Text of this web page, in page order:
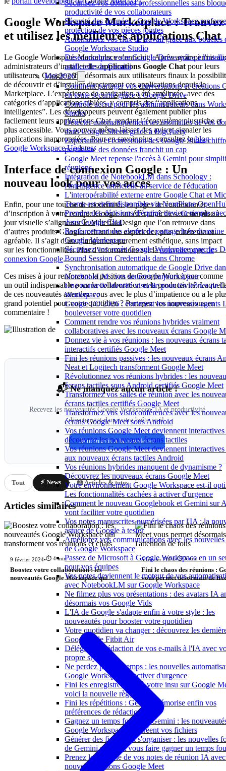
Sécurisez vos données professionnelles sans
productivité de vos collaborateurs
Sécurité des données : Google Workspace
protection de vos pièces jointes
Automatisez vos flux de travail grâce aux boucles
Google Workspace Studio
Désencombrez votre Google Drive grâce à
artificielle de Gemini
Mai 2026
Comment partager vos conversations et créations
en toute sécurité grâce à Google Drive
Contrôle accru pour les administrateurs dans
Studio
Détecter automatiquement les anomalies de vos
dans Google Sheets grâce à BigQuery
Exportation et conversion des Google Slides
portabilité des données franchit un cap
Google Meet repense l'accès à Gemini pour
réunions
Intégration de NotebookLM dans Schoology :
l'intelligence artificielle au service de l'éducation
L'interopérabilité externe entre Google Chat et
Teams est enfin disponible via NextPlane
Prendre des décisions d'équipe devient simple
dans Google Chat
Renforcement des alertes de partage hors domaine
Google Workspace
Sécurisez vos accès Google Workspace avec les
Bound Session Credentials dans Chrome
Synchronisation automatique de Google Drive
NotebookLM : vos sources toujours à jour
Une nouvelle identité visuelle pour les icônes de
Workspace
Google I/O 2026 : comment les nouveaux agents
bouleverser votre quotidien
Comment rendre vos réunions hybrides vraiment
collaboratives avec les nouveaux écrans Google
Donnez vie à vos réunions : les nouveaux écrans
interactifs certifiés Google Meet
Fini les réunions passives : les nouveaux écrans
Neat et Logitech transforment Google Meet
Révolutionnez vos réunions hybrides : les
écrans tactiles sous Android certifiés Google Meet
Transformez vos salles de réunion avec les
écrans tactiles certifiés Google Meet
Transformez vos visioconférences avec les
écrans Google Meet sous Android
Vos réunions Google Meet deviennent interactives
découvrez les nouveaux écrans tactiles
Vos réunions Google Meet deviennent interactives
aux nouveaux écrans tactiles Android
Vos réunions hybrides manquent de dynamisme ?
Découvrez les nouveaux écrans Google Meet
Votre environnement Google Workspace est-il
Les fonctionnalités cachées à activer d'urgence
Comment le nouveau Googlebook et Gemini sur
vont faciliter votre quotidien
Vos notes manuscrites numérisées par l'IA : la
astuce de Google à tester
Améliorez vos communications avec les nouvelles
de Google Workspace
Passez de Microsoft à Google Workspace en un
pour vos équipes
Vos notes deviennent le moteur de vos
avec NotebookLM sur Google Workspace
Ne filmez plus vos présentations : des avatars IA
désormais vos Google Vids
L'IA de Google s'adapte enfin à votre style : les
nouveautés pour booster votre quotidien
Votre quotidien va changer : découvrez les
Google et le Fitbit Air
Déléguez la rédaction de vos e-mails à l'IA avec
propre style
Ne perdez plus de temps : les nouvelles
Google Workspace à activer d'urgence
Fini les enregistrements à votre insu sur Google
voici la nouvelle règle
Fini les répétitions : Gemini mémorise enfin vos
préférences de rédaction
Gagnez un temps fou avec Gemini : les
Google Workspace qui créent vos fichiers
Générer des fichiers et s'organiser : les nouvelles
de Gemini qui vont vous faire gagner un temps fou
Prenez le contrôle de vos notes de réunion IA
nouvelles options Google Meet
Google Workspace Marketplace : Trouvez
et utilisez les meilleures applications Chat
Le Google Workspace Marketplace s’enrichit ! Après avoir permis
administrateurs d’installer desapplications Google Chat pour leurs
utilisateurs, Google offre désormais aux utilisateurs finaux la
de découvrir et d’installer directement ces applications depuis le
Marketplace. L’expérience de navigation a été améliorée, avec des
catégories d’applications ciblées, y compris des “applications
intelligentes”. Les développeurs peuvent également publier plus
facilement leurs applications Chat, rendant l’écosystème plus riche et
plus accessible. Vous pouvez même laisser des avis et signaler les
applications inappropriées. Pour en savoir plus, consultez leblog
Google Workspace Updates.
Interface de connexion Google : Un
nouveau look pour vos accès
Enfin, pour une touche de modernité, les pages de connexion et
d’inscription à votre compte Google ont été rafraîchies. Cette mise à
jour visuelle s’aligne sur le Material Design que l’on retrouve dans
d’autres produits Google, offrant une expérience plus cohérente et
agréable. Il s’agit d’un changement purement esthétique, sans impact
sur les fonctionnalités. Plus d’informations sur lanouvelle page de
connexion Google.
Ces mises à jour renforcent la position de Google Workspace comme
un outil indispensable pour la collaboration et la productivité.
de ces nouveautés attendez-vous avec le plus d’impatience ou a le
grand potentiel pour votre quotidien ? Partagez vos impressions en
commentaire !
📬 Ne manquez aucun article !
Recevez les nouveautés Google Workspace, IA et productivité
directement dans votre boîte mail.
Je m'inscris à la newsletter
Tout ⚡ News 📖 Articles & tutos
Articles similaires
9 février 2024•⏱️ 4 min
Boostez votre collaboration : les
nouveautés Google Workspace qui
transforment vos réunions et chats
5 février 2024•⏱️ 3 min
Fini le chaos des réunions :
vous permet désormais de
l'attention de tous